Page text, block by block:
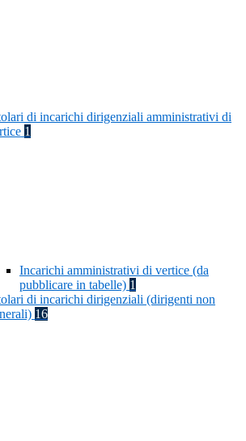
di incarichi dirigenziali amministrativi di
1
Incarichi amministrativi di vertice (da
pubblicare in tabelle) 1
di incarichi dirigenziali (dirigenti non
16